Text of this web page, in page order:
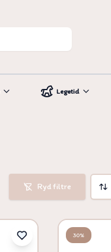
Legetid
Ryd filtre
30%